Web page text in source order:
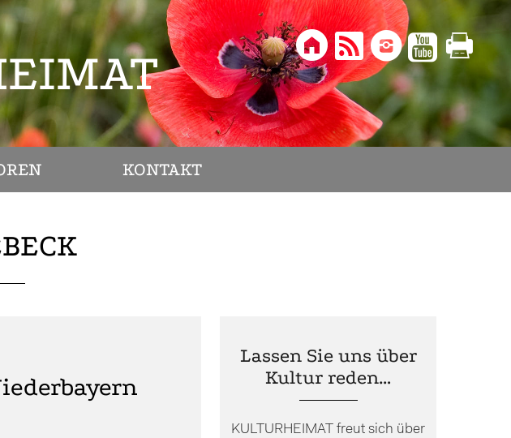
    
KONTAKT
Lassen Sie uns über
Kultur reden…
KULTURHEIMAT freut sich über